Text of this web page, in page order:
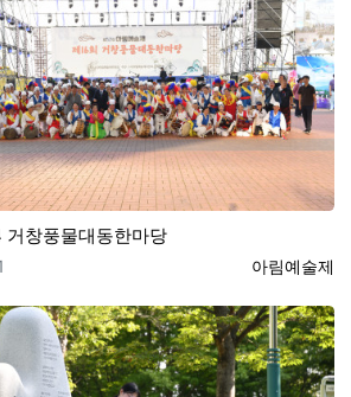
거창풍물대동한마당
등록자
아림예술제